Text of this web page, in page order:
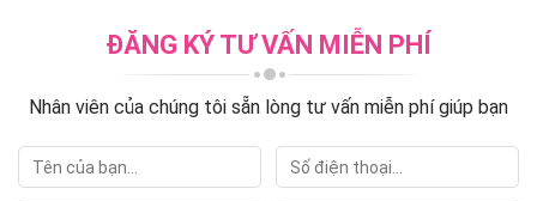
ĐĂNG KÝ TƯ VẤN MIỄN PHÍ
Nhân viên của chúng tôi sẵn lòng tư vấn miễn phí giúp bạn